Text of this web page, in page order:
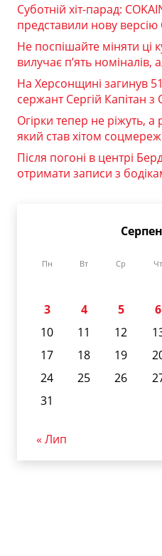
Суботній хіт-парад:
представили нову
Не поспішайте міняти
вилучає п’ять
На Херсонщині загинув
сержант Сергій Капітан
Огірки тепер не ріжуть, а
який став хітом соцмереж
Після погоні в центрі
отримати записи з
Пн Вт Ср Чт
3
4 5 6
10
11 12
17
18 19
24
25 26
31
« Лип